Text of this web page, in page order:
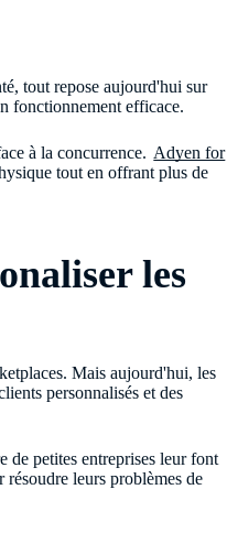
tout repose aujourd'hui sur
fonctionnement efficace.
à la concurrence. Adyen for
tout en offrant plus de
les
Mais aujourd'hui, les
personnalisés et des
de petites entreprises leur font
leurs problèmes de